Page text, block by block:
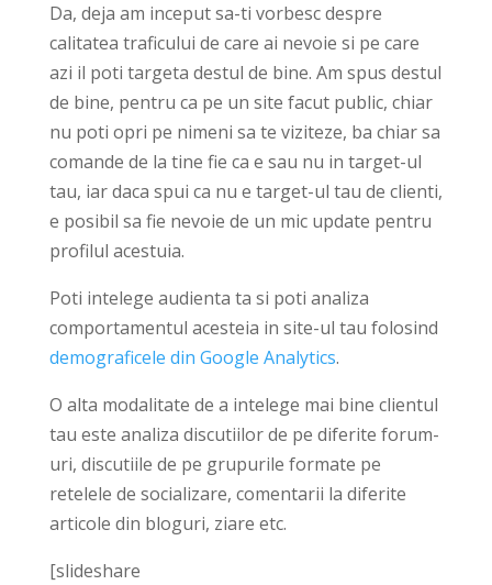
Da, deja am inceput sa-ti vorbesc despre
calitatea traficului de care ai nevoie si pe care
azi il poti targeta destul de bine. Am spus destul
de bine, pentru ca pe un site facut public, chiar
nu poti opri pe nimeni sa te viziteze, ba chiar sa
comande de la tine fie ca e sau nu in target-ul
tau, iar daca spui ca nu e target-ul tau de clienti,
e posibil sa fie nevoie de un mic update pentru
profilul acestuia.
Poti intelege audienta ta si poti analiza
comportamentul acesteia in site-ul tau folosind
demograficele din Google Analytics.
O alta modalitate de a intelege mai bine clientul
tau este analiza discutiilor de pe diferite forum-
uri, discutiile de pe grupurile formate pe
retelele de socializare, comentarii la diferite
articole din bloguri, ziare etc.
[slideshare